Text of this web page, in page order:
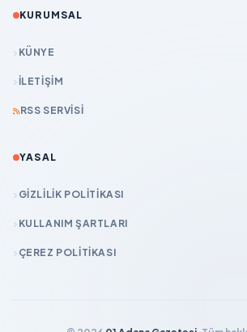
KURUMSAL
KÜNYE
İLETIŞIM
RSS SERVISI
YASAL
GIZLILIK POLITIKASI
KULLANIM ŞARTLARI
ÇEREZ POLITIKASI